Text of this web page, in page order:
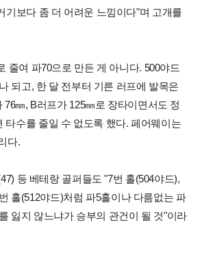
기보다 좀 더 어려운 느낌이다"며 고개를
줄여 파70으로 만든 게 아니다. 500야드
되고, 한 달 전부터 기른 러프에 발목은
76㎜, B러프가 125㎜로 장타이면서도 정
타수를 줄일 수 없도록 했다. 페어웨이는
다.
등 베테랑 골퍼들도 "7번 홀(504야드),
홀(512야드)처럼 파5홀이나 다름없는 파
잃지 않느냐가 승부의 관건이 될 것"이라